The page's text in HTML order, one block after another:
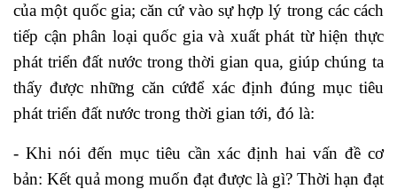
của một quốc gia; căn cứ vào sự hợp lý trong các cách
tiếp cận phân loại quốc gia và xuất phát từ hiện thực
phát triển đất nước trong thời gian qua, giúp chúng ta
thấy được những căn cứđể xác định đúng mục tiêu
phát triển đất nước trong thời gian tới, đó là:
- Khi nói đến mục tiêu cần xác định hai vấn đề cơ
bản: Kết quả mong muốn đạt được là gì? Thời hạn đạt